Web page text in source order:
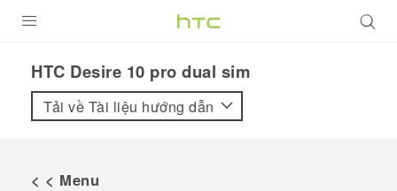
VIVE
HTC Desire 10 pro dual sim‎
Tải về Tài liệu hướng dẫn
< < Menu